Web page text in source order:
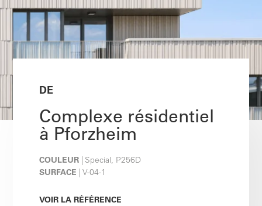
DE
Complexe résidentiel
à Pforzheim
COULEUR | Special, P256D
SURFACE | V-04-1
VOIR LA RÉFÉRENCE